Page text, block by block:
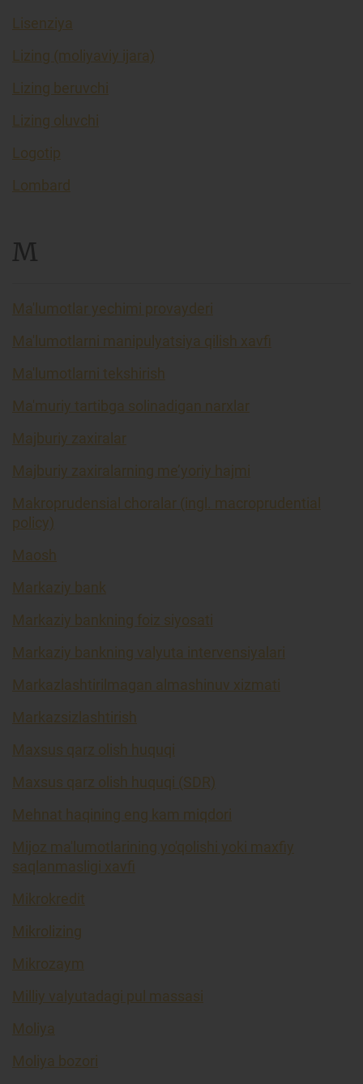
Lisenziya
Lizing (moliyaviy ijara)
Lizing beruvchi
Lizing oluvchi
Logotip
Lombard
M
Ma'lumotlar yechimi provayderi
Ma'lumotlarni manipulyatsiya qilish xavfi
Ma'lumotlarni tekshirish
Ma'muriy tartibga solinadigan narxlar
Majburiy zaxiralar
Majburiy zaxiralarning me’yoriy hajmi
Makroprudensial choralar (ingl. macroprudential
policy)
Maosh
Markaziy bank
Markaziy bankning foiz siyosati
Markaziy bankning valyuta intervensiyalari
Markazlashtirilmagan almashinuv xizmati
Markazsizlashtirish
Maxsus qarz olish huquqi
Maxsus qarz olish huquqi (SDR)
Mehnat haqining eng kam miqdori
Mijoz ma'lumotlarining yo'qolishi yoki maxfiy
saqlanmasligi xavfi
Mikrokredit
Mikrolizing
Mikrozaym
Milliy valyutadagi pul massasi
Moliya
Moliya bozori